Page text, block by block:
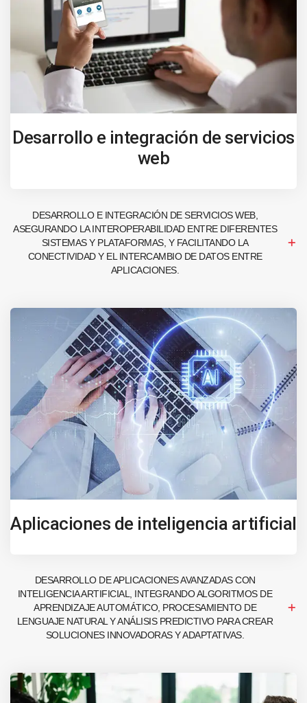
Desarrollo e integración de servicios
web
DESARROLLO E INTEGRACIÓN DE SERVICIOS WEB,
ASEGURANDO LA INTEROPERABILIDAD ENTRE DIFERENTES
SISTEMAS Y PLATAFORMAS, Y FACILITANDO LA
CONECTIVIDAD Y EL INTERCAMBIO DE DATOS ENTRE
APLICACIONES.
Aplicaciones de inteligencia artificial
DESARROLLO DE APLICACIONES AVANZADAS CON
INTELIGENCIA ARTIFICIAL, INTEGRANDO ALGORITMOS DE
APRENDIZAJE AUTOMÁTICO, PROCESAMIENTO DE
LENGUAJE NATURAL Y ANÁLISIS PREDICTIVO PARA CREAR
SOLUCIONES INNOVADORAS Y ADAPTATIVAS.